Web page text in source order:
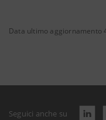
Data ultimo aggiornamento
Seguici anche su